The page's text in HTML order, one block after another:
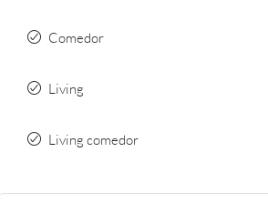
Comedor
Living
Living comedor